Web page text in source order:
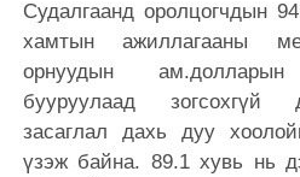
Судалгаанд оролцогчдын
хамтын ажиллагааны
орнуудын
бууруулаад зогсохгүй
засаглал дахь дуу
үзэж байна. 89.1 хувь нь